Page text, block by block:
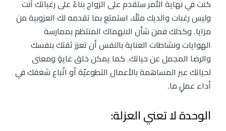
كنت في نهاية الأمر ستقدم على الزواج بناءً على رغباتك أنت
وليس رغبات والديك مثلًا، استمتع بما تقدمه لك العزوبية من
مزايا. وكذلك فمن شأن الانهماك المنتظم بممارسة
الهوايات ونشاطات العناية بالنفس أن تعزز ثقتك بنفسك
والرضا المجمل عن حياتك. كما يمكن خلق غايةٍ ومعنى
لحياتك عبر المساهمة بالأعمال التطوعيّة أو اتّباع شغفك في
أداء عملٍ ما.
الوحدة لا تعني العزلة: